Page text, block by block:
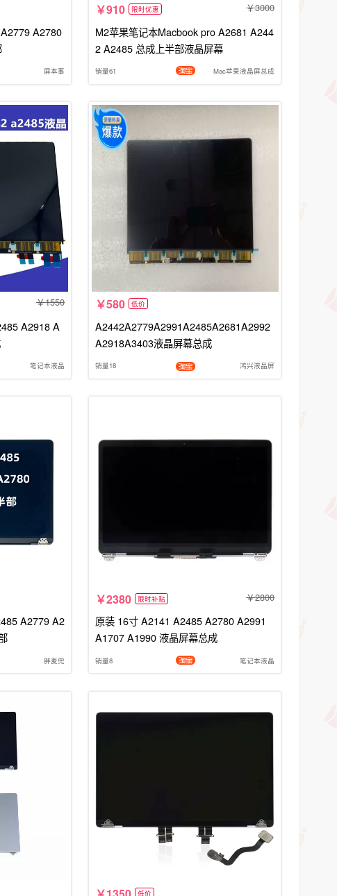
A2780
屏本事
910 限时优惠 3000
M2苹果笔记本Macbook pro A2681 A244
2 A2485 总成上半部液晶屏幕
销量61 Mac苹果液晶屏总成
1550
A2918 A
笔记本液晶
580 低价
A2442A2779A2991A2485A2681A2992
A2918A3403液晶屏幕总成
销量18 鸿兴液晶屏
A2779 A2
胖麦兜
2380 限时补贴 2800
原装 16寸 A2141 A2485 A2780 A2991
A1707 A1990 液晶屏幕总成
销量8 笔记本液晶
低价